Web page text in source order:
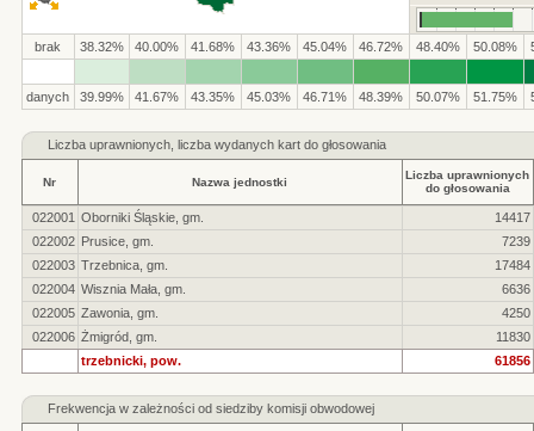
brak 38.32% 40.00% 41.68% 43.36% 45.04% 46.72% 48.40% 50.08%
danych 39.99% 41.67% 43.35% 45.03% 46.71% 48.39% 50.07% 51.75%
Liczbauprawnionych, liczba wydanych kart do głosowania
Nr Nazwa jednostki
Liczba uprawnionych
do głosowania
022001 Oborniki Śląskie, gm.
14417
022002 Prusice, gm.
7239
022003 Trzebnica, gm.
17484
022004 Wisznia Mała, gm.
6636
022005 Zawonia, gm.
4250
022006 Żmigród, gm.
11830
trzebnicki, pow.
61856
Frekwencja w zależności od siedziby komisji obwodowej